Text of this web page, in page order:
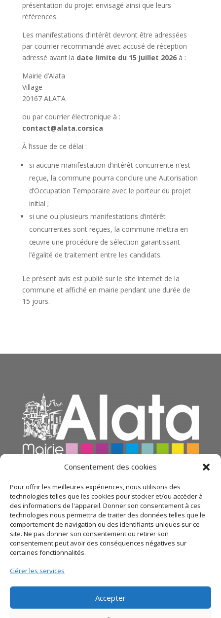
Consentement des cookies
Pour offrir les meilleures expériences, nous utilisons des
technologies telles que les cookies pour stocker et/ou accéder à
des informations de l'appareil. Donner son consentement à ces
technologies nous permettra de traiter des données telles que le
comportement de navigation ou des identifiants uniques sur ce
site. Ne pas donner son consentement ou retirer son
consentement peut avoir des conséquences négatives sur
certaines fonctionnalités.
Gérer les services
Accepter
présentation du projet envisagé ainsi que leurs
références.
Les manifestations d’intérêt devront être adressées
par courrier recommandé avec accusé de réception
adressé avant la date limite du 15 juillet 2026à :
Mairie d’Alata
Village
20167 ALATA
ou par courrier électronique à :
contact@alata.corsica
À l’issue de ce délai :
si aucune manifestation d’intérêt concurrente n’est
reçue, la commune pourra conclure une Autorisation
d’Occupation Temporaire avec le porteur du projet
initial ;
si une ou plusieurs manifestations d’intérêt
concurrentes sont reçues, la commune mettra en
œuvre une procédure de sélection garantissant
l’égalité de traitement entre les candidats.
Le présent avis est publié sur le site internet de la
commune et affiché en mairie pendant une durée de
15 jours.
© 2021 Mairie d’Alata – Réalisation